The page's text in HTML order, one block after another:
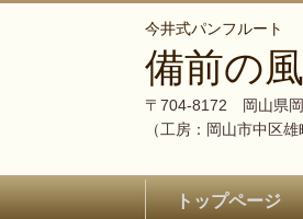
今井式パンフルート
備前の風
〒704-8172 岡山県
（工房：岡山市中区雄
トップページ